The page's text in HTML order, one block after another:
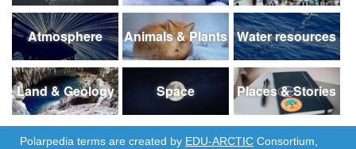
Atmosphere Animals & Plants Water resources
Land & Geology Space Places & Stories
Polarpedia terms are created by EDU-ARCTIC Consortium,